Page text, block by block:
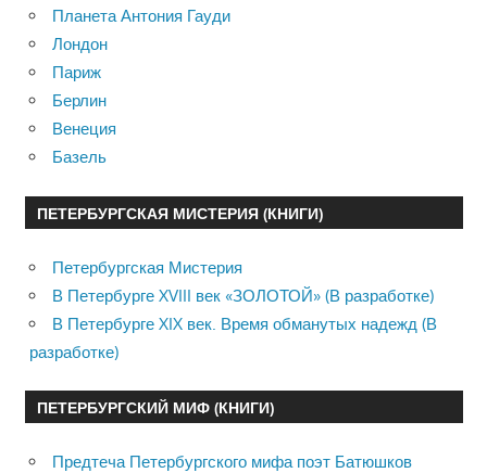
Планета Антония Гауди
Лондон
Париж
Берлин
Венеция
Базель
ПЕТЕРБУРГСКАЯ МИСТЕРИЯ (КНИГИ)
Петербургская Мистерия
В Петербурге XVIII век «ЗОЛОТОЙ» (В разработке)
В Петербурге XIX век. Время обманутых надежд (В
разработке)
ПЕТЕРБУРГСКИЙ МИФ (КНИГИ)
Предтеча Петербургского мифа поэт Батюшков